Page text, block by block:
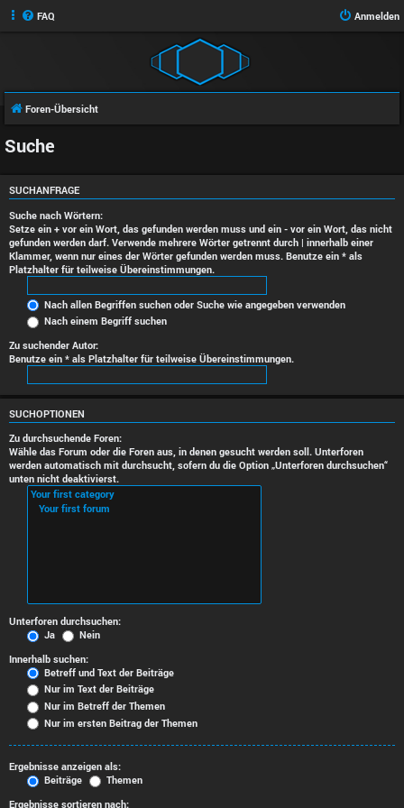
FAQ Anmelden
Foren-Übersicht
Suche
SUCHANFRAGE
Suche nach Wörtern:
Setze ein + vor ein Wort, das gefunden werden muss und ein - vor ein Wort, das nicht
gefunden werden darf. Verwende mehrere Wörter getrennt durch | innerhalb einer
Klammer, wenn nur eines der Wörter gefunden werden muss. Benutze ein * als
Platzhalter für teilweise Übereinstimmungen.
Nach allen Begriffen suchen oder Suche wie angegeben verwenden
Nach einem Begriff suchen
Zu suchender Autor:
Benutze ein * als Platzhalter für teilweise Übereinstimmungen.
SUCHOPTIONEN
Zu durchsuchende Foren:
Wähle das Forum oder die Foren aus, in denen gesucht werden soll. Unterforen
werden automatisch mit durchsucht, sofern du die Option „Unterforen durchsuchen“
unten nicht deaktivierst.
Unterforen durchsuchen:
Ja
Nein
Innerhalb suchen:
Betreff und Text der Beiträge
Nur im Text der Beiträge
Nur im Betreff der Themen
Nur im ersten Beitrag der Themen
Ergebnisse anzeigen als:
Beiträge
Themen
Ergebnisse sortieren nach: